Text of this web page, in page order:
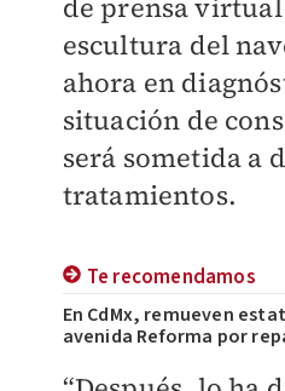
de prensa
escultura del
ahora en
situación de
será sometida a
tratamientos.
Te recomendamos
En CdMx, remueven
avenida Reforma por